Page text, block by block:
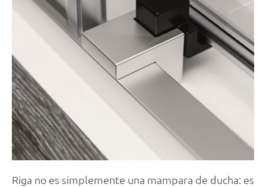
Riga no es simplemente una mampara de ducha: es